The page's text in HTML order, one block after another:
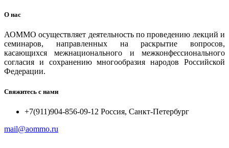
О нас
АОММО осуществляет деятельность по проведению лекций и
семинаров, направленных на раскрытие вопросов,
касающихся межнационального и межконфессионального
согласия и сохранению многообразия народов Российской
Федерации.
Свяжитесь с нами
+7(911)904-856-09-12 Россия, Санкт-Петербург
mail@aommo.ru